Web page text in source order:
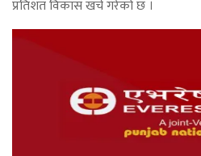
प्रतिशत विकास खर्च गरेको छ ।